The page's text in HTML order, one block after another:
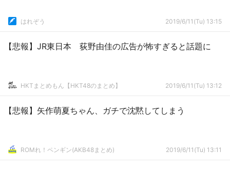
はれぞう 2019/6/11(Tu) 13:15
【悲報】JR東日本 荻野由佳の広告が怖すぎると話題に
HKTまとめもん【HKT48のまとめ】 2019/6/11(Tu) 13:12
【悲報】矢作萌夏ちゃん、ガチで沈黙してしまう
ROMれ！ペンギン(AKB48まとめ) 2019/6/11(Tu) 13:11